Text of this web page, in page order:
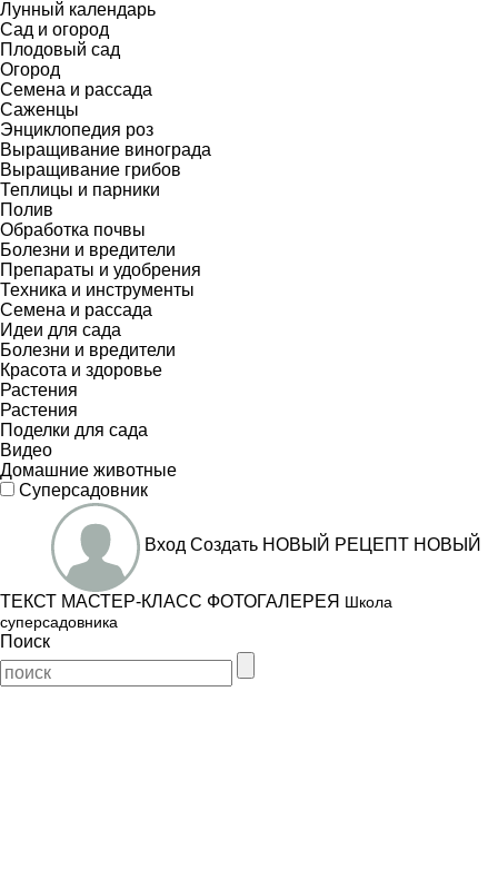
Лунный календарь
Сад и огород
Плодовый сад
Огород
Семена и рассада
Саженцы
Энциклопедия роз
Выращивание винограда
Выращивание грибов
Теплицы и парники
Полив
Обработка почвы
Болезни и вредители
Препараты и удобрения
Техника и инструменты
Семена и рассада
Идеи для сада
Болезни и вредители
Красота и здоровье
Растения
Растения
Поделки для сада
Видео
Домашние животные
Суперсадовник
Вход Создать НОВЫЙ РЕЦЕПТ НОВЫЙ
ТЕКСТ МАСТЕР-КЛАСС ФОТОГАЛЕРЕЯ Школа
суперсадовника
Поиск